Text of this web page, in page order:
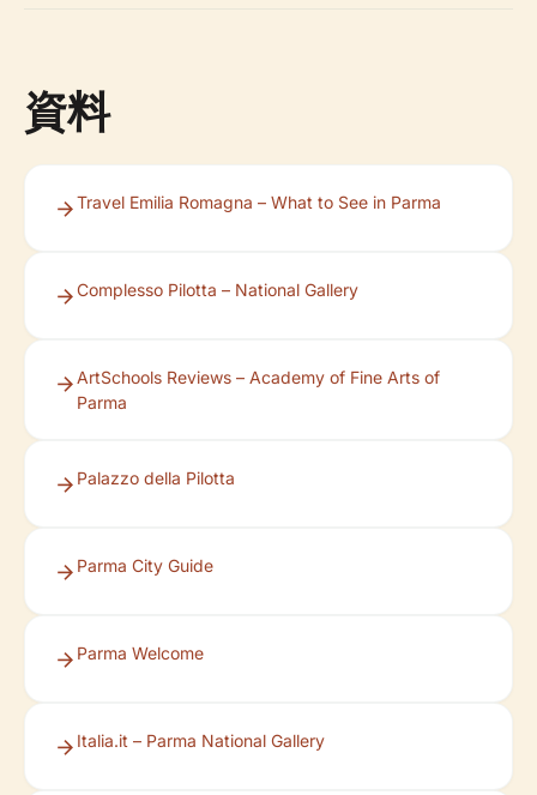
資料
Travel Emilia Romagna – What to See in Parma
Complesso Pilotta – National Gallery
ArtSchools Reviews – Academy of Fine Arts of
Parma
Palazzo della Pilotta
Parma City Guide
Parma Welcome
Italia.it – Parma National Gallery